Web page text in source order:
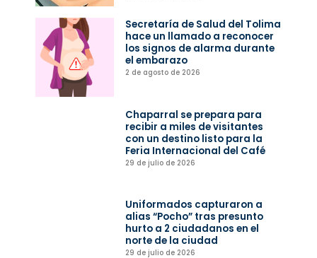
Secretaría de Salud del Tolima
hace un llamado a reconocer
los signos de alarma durante
el embarazo
2 de agosto de 2026
Chaparral se prepara para
recibir a miles de visitantes
con un destino listo para la
Feria Internacional del Café
29 de julio de 2026
Uniformados capturaron a
alias “Pocho” tras presunto
hurto a 2 ciudadanos en el
norte de la ciudad
29 de julio de 2026